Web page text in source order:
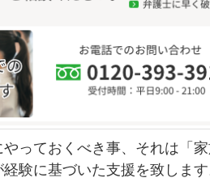
っておくべき事、それは「
験に基づいた支援を致しま